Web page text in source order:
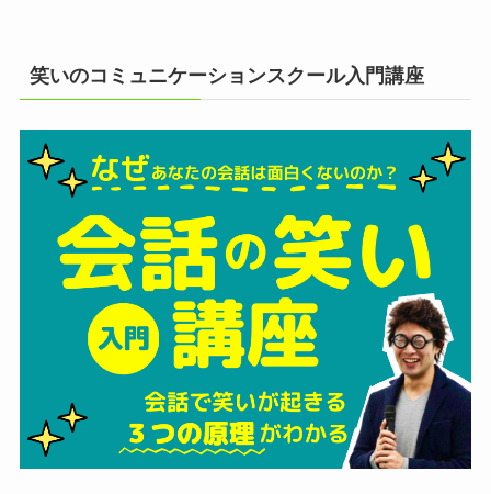
笑いのコミュニケーションスクール入門講座